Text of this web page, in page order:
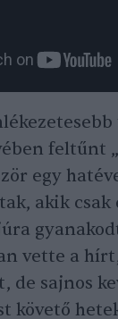
feltűnt „
egy
akik csak
vette a
sajnos
követő